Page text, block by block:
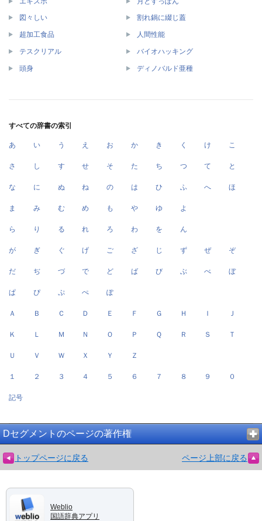
図々しい 割れ鍋に綴じ蓋
超加工食品 人間性能
テスクリアル バイオハッキング
頭身 ディノバルド亜種
すべての辞書の索引
あ い う え お か き く け こ
さ し す せ そ た ち つ て と
な に ぬ ね の は ひ ふ へ ほ
ま み む め も や ゆ よ
ら り る れ ろ わ を ん
が ぎ ぐ げ ご ざ じ ず ぜ ぞ
だ ぢ づ で ど ば び ぶ べ ぼ
ぱ ぴ ぷ ぺ ぽ
Ａ Ｂ Ｃ Ｄ Ｅ Ｆ Ｇ Ｈ Ｉ Ｊ
Ｋ Ｌ Ｍ Ｎ Ｏ Ｐ Ｑ Ｒ Ｓ Ｔ
Ｕ Ｖ Ｗ Ｘ Ｙ Ｚ
１ ２ ３ ４ ５ ６ ７ ８ ９ ０
記号
Dセグメントのページの著作権
トップページに戻る ページ上部に戻る
Weblio
国語辞典アプリ